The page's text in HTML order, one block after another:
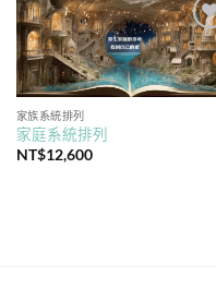
家族系統排列
家庭系統排列
NT$12,600